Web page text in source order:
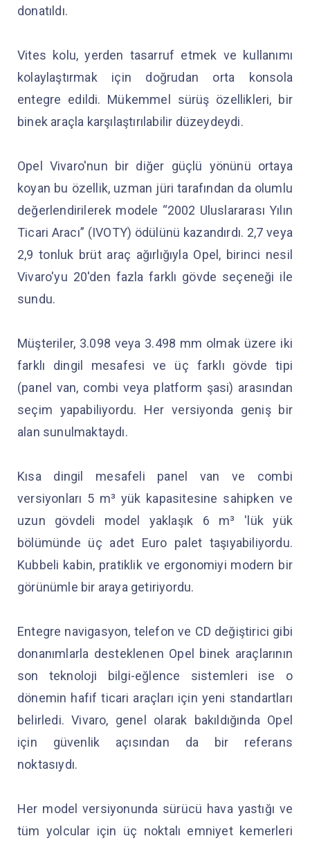
donatıldı.
Vites kolu, yerden tasarruf etmek ve kullanımı
kolaylaştırmak için doğrudan orta konsola
entegre edildi. Mükemmel sürüş özellikleri, bir
binek araçla karşılaştırılabilir düzeydeydi.
Opel Vivaro'nun bir diğer güçlü yönünü ortaya
koyan bu özellik, uzman jüri tarafından da olumlu
değerlendirilerek modele “2002 Uluslararası Yılın
Ticari Aracı” (IVOTY) ödülünü kazandırdı. 2,7 veya
2,9 tonluk brüt araç ağırlığıyla Opel, birinci nesil
Vivaro'yu 20'den fazla farklı gövde seçeneği ile
sundu.
Müşteriler, 3.098 veya 3.498 mm olmak üzere iki
farklı dingil mesafesi ve üç farklı gövde tipi
(panel van, combi veya platform şasi) arasından
seçim yapabiliyordu. Her versiyonda geniş bir
alan sunulmaktaydı.
Kısa dingil mesafeli panel van ve combi
versiyonları 5 m³ yük kapasitesine sahipken ve
uzun gövdeli model yaklaşık 6 m³ 'lük yük
bölümünde üç adet Euro palet taşıyabiliyordu.
Kubbeli kabin, pratiklik ve ergonomiyi modern bir
görünümle bir araya getiriyordu.
Entegre navigasyon, telefon ve CD değiştirici gibi
donanımlarla desteklenen Opel binek araçlarının
son teknoloji bilgi-eğlence sistemleri ise o
dönemin hafif ticari araçları için yeni standartları
belirledi. Vivaro, genel olarak bakıldığında Opel
için güvenlik açısından da bir referans
noktasıydı.
Her model versiyonunda sürücü hava yastığı ve
tüm yolcular için üç noktalı emniyet kemerleri